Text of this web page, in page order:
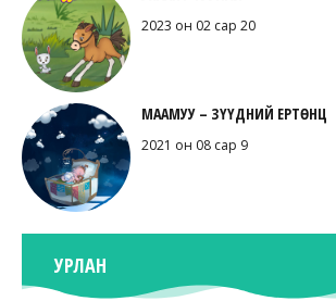
2023 он 02 сар 20
МААМУУ – ЗҮҮДНИЙ ЕРТӨНЦ
2021 он 08 сар 9
УРЛАН